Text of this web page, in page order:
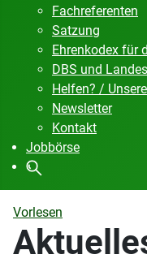
Fachreferenten
Satzung
Ehrenkodex für
DBS und
Helfen? /
Newsletter
Kontakt
Jobbörse
Vorlesen